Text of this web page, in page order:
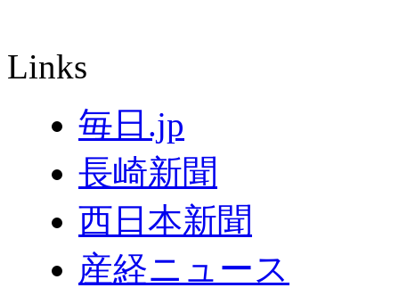
Links
毎日.jp
長崎新聞
西日本新聞
産経ニュース